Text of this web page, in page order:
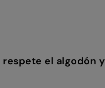
respete el algodón y